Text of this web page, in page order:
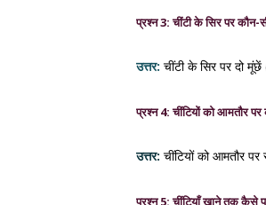
प्रश्न 3: चींटी के सिर पर कौन-
उत्तर: चींटी के सिर पर दो
प्रश्न 4: चींटियों को आमतौर
उत्तर: चींटियों को आमतौर
प्रश्न 5: चींटियाँ खाने तक कैसे